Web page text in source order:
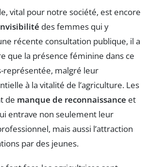
vital pour notre société, est encore
des femmes qui y
récente consultation publique, il a
que la présence féminine dans ce
représentée, malgré leur
à la vitalité de l’agriculture. Les
de manque de reconnaissance et
entrave non seulement leur
mais aussi l’attraction
par des jeunes.